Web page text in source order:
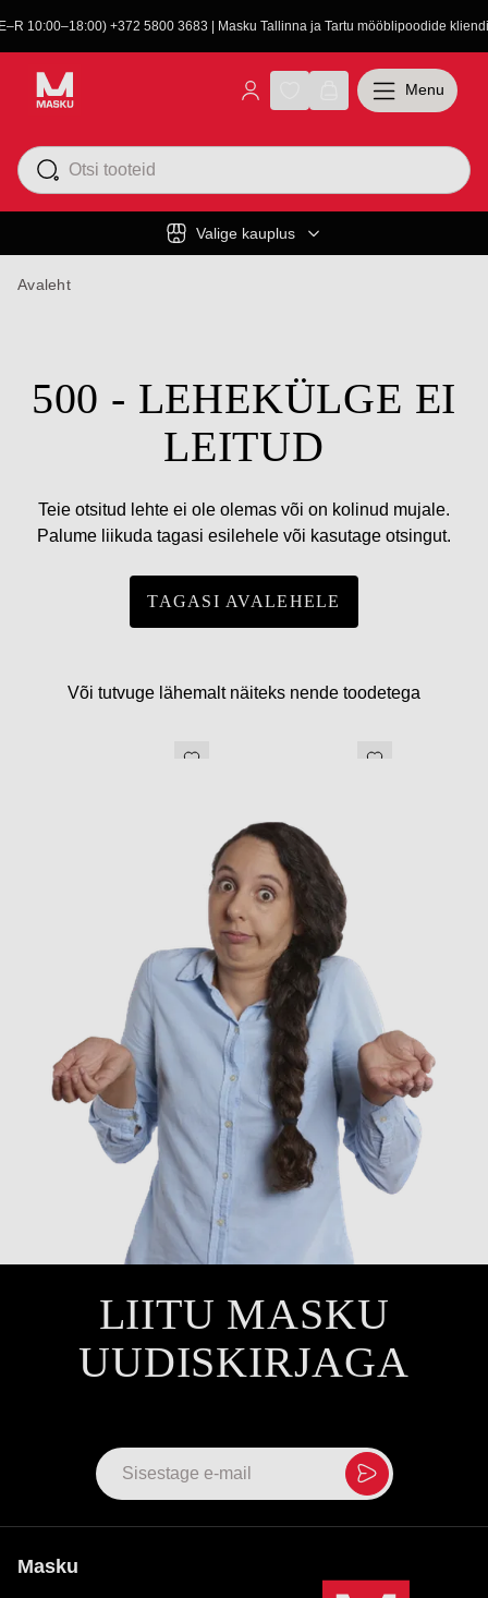
10:00–18:00) +372 5800 3683 | Masku Tallinna ja Tartu mööblipoodide
Valige kauplus
Menu
Avaleht
500 - LEHEKÜLGE EI
LEITUD
Teie otsitud lehte ei ole olemas või on kolinud mujale.
Palume liikuda tagasi esilehele või kasutage otsingut.
TAGASI AVALEHELE
Või tutvuge lähemalt näiteks nende toodetega
LIITU MASKU
UUDISKIRJAGA
Masku